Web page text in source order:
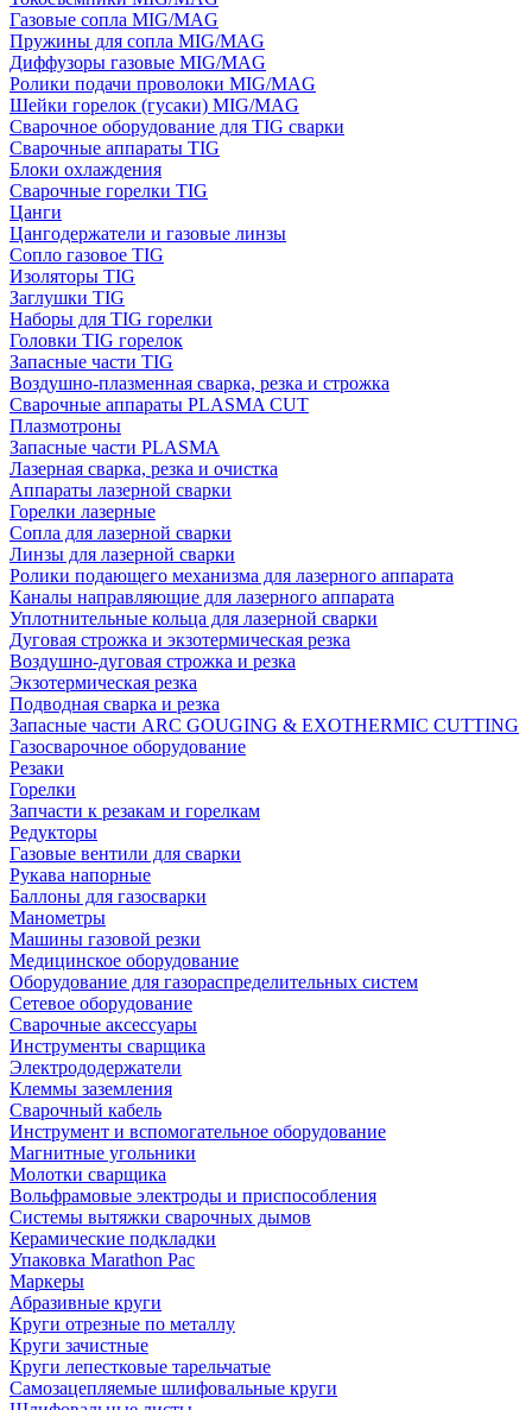
Газовые сопла MIG/MAG
Пружины для сопла MIG/MAG
Диффузоры газовые MIG/MAG
Ролики подачи проволоки MIG/MAG
Шейки горелок (гусаки) MIG/MAG
Сварочное оборудование для TIG сварки
Сварочные аппараты TIG
Блоки охлаждения
Сварочные горелки TIG
Цанги
Цангодержатели и газовые линзы
Сопло газовое TIG
Изоляторы TIG
Заглушки TIG
Наборы для TIG горелки
Головки TIG горелок
Запасные части TIG
Воздушно-плазменная сварка, резка и строжка
Сварочные аппараты PLASMA CUT
Плазмотроны
Запасные части PLASMA
Лазерная сварка, резка и очистка
Аппараты лазерной сварки
Горелки лазерные
Сопла для лазерной сварки
Линзы для лазерной сварки
Ролики подающего механизма для лазерного аппарата
Каналы направляющие для лазерного аппарата
Уплотнительные кольца для лазерной сварки
Дуговая строжка и экзотермическая резка
Воздушно-дуговая строжка и резка
Экзотермическая резка
Подводная сварка и резка
Запасные части ARC GOUGING & EXOTHERMIC CUTTING
Газосварочное оборудование
Резаки
Горелки
Запчасти к резакам и горелкам
Редукторы
Газовые вентили для сварки
Рукава напорные
Баллоны для газосварки
Манометры
Машины газовой резки
Медицинское оборудование
Оборудование для газораспределительных систем
Сетевое оборудование
Сварочные аксессуары
Инструменты сварщика
Электрододержатели
Клеммы заземления
Сварочный кабель
Инструмент и вспомогательное оборудование
Магнитные угольники
Молотки сварщика
Вольфрамовые электроды и приспособления
Системы вытяжки сварочных дымов
Керамические подкладки
Упаковка Marathon Pac
Маркеры
Абразивные круги
Круги отрезные по металлу
Круги зачистные
Круги лепестковые тарельчатые
Самозацепляемые шлифовальные круги